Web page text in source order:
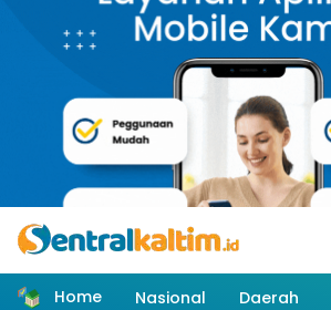
Home Nasional Daerah